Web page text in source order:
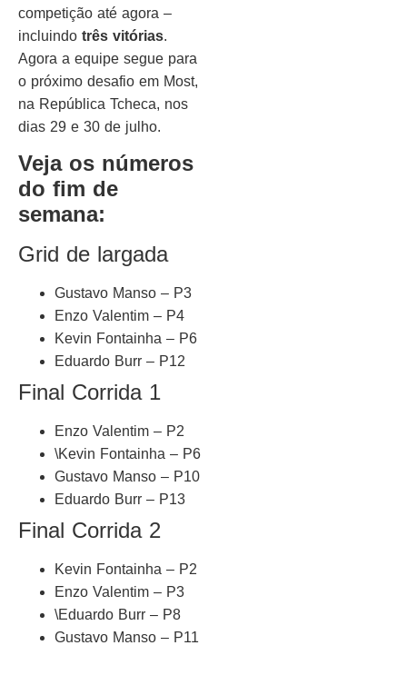
competição até agora –
incluindo três vitórias.
Agora a equipe segue para
o próximo desafio em Most,
na República Tcheca, nos
dias 29 e 30 de julho.
Veja os números
do fim de
semana:
Grid de largada
Gustavo Manso – P3
Enzo Valentim – P4
Kevin Fontainha – P6
Eduardo Burr – P12
Final Corrida 1
Enzo Valentim – P2
\Kevin Fontainha – P6
Gustavo Manso – P10
Eduardo Burr – P13
Final Corrida 2
Kevin Fontainha – P2
Enzo Valentim – P3
\Eduardo Burr – P8
Gustavo Manso – P11